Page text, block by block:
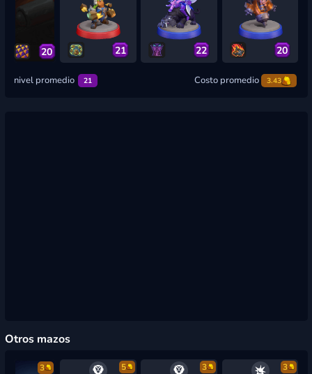
20 21 22 20
nivel promedio 21 Costo promedio 3.43
Otros mazos
3 5 3 3